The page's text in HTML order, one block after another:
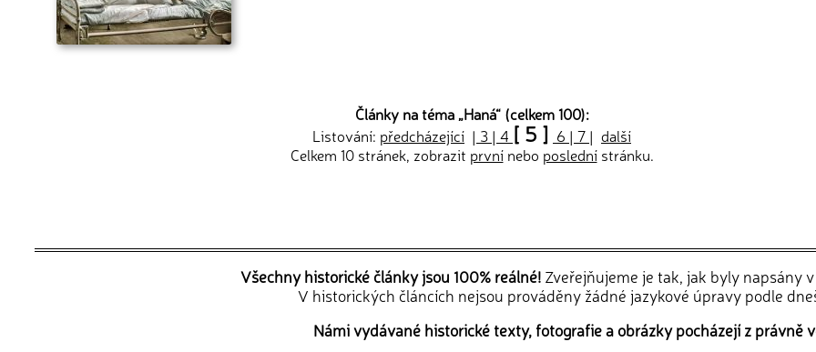
Články na téma „Haná“ (celkem 100):
Listování: předcházející | 3 | 4 [ 5 ] 6 | 7 | další
Celkem 10 stránek, zobrazit prvnínebo poslednístránku.
Všechny historické články jsou 100% reálné! Zveřejňujeme je tak, jak byly napsány
V historických článcích nejsou prováděny žádné jazykové úpravy podle
Námi vydávané historické texty, fotografie a obrázky pocházejí z právně